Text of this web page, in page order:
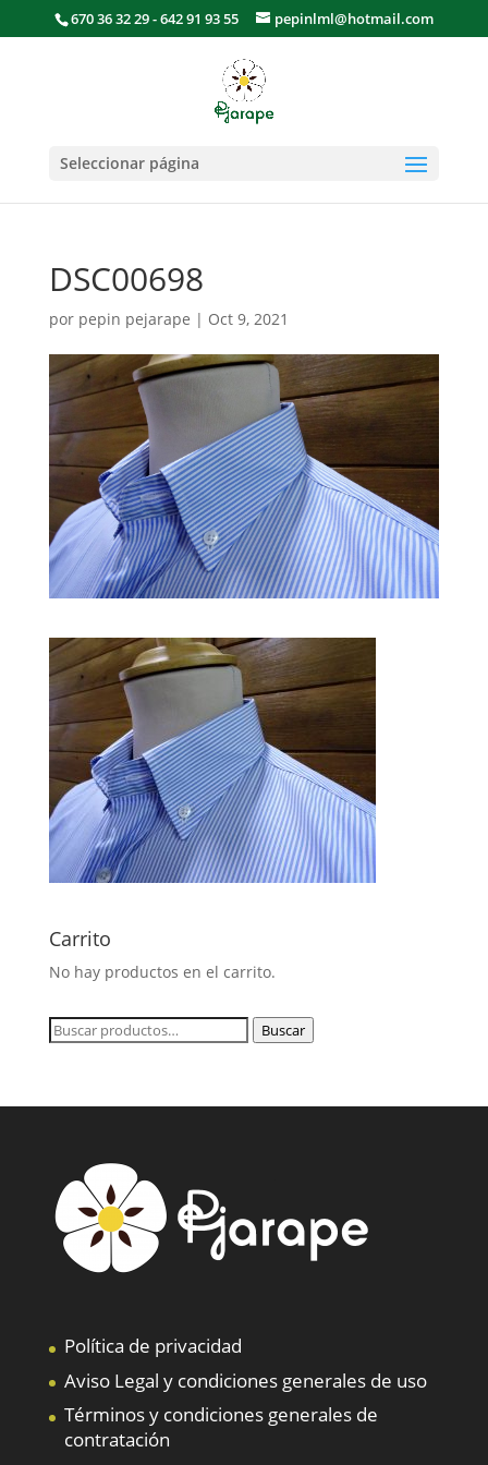
670 36 32 29 - 642 91 93 55 pepinlml@hotmail.com
Seleccionar página
DSC00698
por pepin pejarape | Oct 9, 2021
Carrito
No hay productos en el carrito.
Buscar
Buscar
Política de privacidad
Aviso Legal y condiciones generales de uso
Términos y condiciones generales de
contratación